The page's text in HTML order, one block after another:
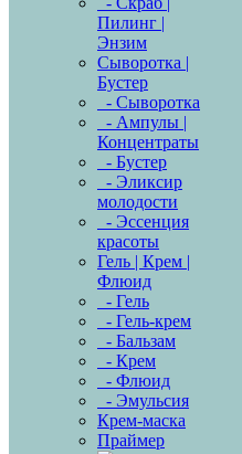
Пилинг |
Энзим
Сыворотка |
Бустер
- Сыворотка
- Ампулы |
Концентраты
- Бустер
- Эликсир
молодости
- Эссенция
красоты
Гель | Крем |
Флюид
- Гель
- Гель-крем
- Бальзам
- Крем
- Флюид
- Эмульсия
Крем-маска
Праймер